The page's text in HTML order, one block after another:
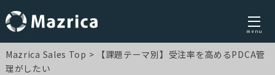
Skip
to
menu
Mazrica Sales Top
【課題テーマ別】受注率を高めるPDCA管
理がしたい